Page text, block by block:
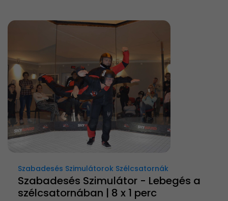
Szabadesés Szimulátorok Szélcsatornák
Szabadesés Szimulátor - Lebegés a
szélcsatornában | 8 x 1 perc